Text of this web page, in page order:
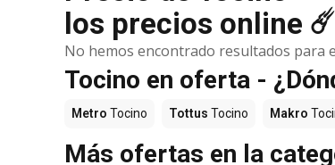
los precios online ☄️
No hemos encontrado resultados para
Tocino en oferta -
Metro Tocino Tottus Tocino Makro
Más ofertas en la